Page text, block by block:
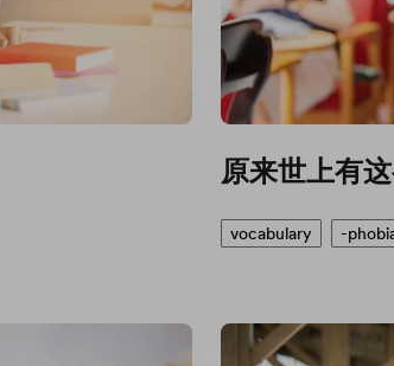
原来世上有
vocabulary -